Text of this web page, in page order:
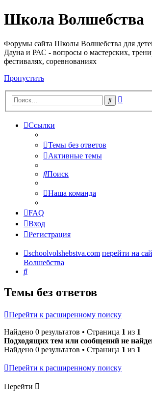
Школа Волшебства
Форумы сайта Школы Волшебства для
Дауна и РАС - вопросы о мастерских,
фестивалях, соревнованиях
Пропустить
Поиск
Ссылки
Темы без ответов
Активные темы
Поиск
Наша команда
FAQ
Вход
Регистрация
schoolvolshebstva.com перейти на
Волшебства
Поиск
Темы без ответов
Перейти к расширенному поиску
Найдено 0 результатов • Страница 1 из 1
Подходящих тем или сообщений не
Найдено 0 результатов • Страница 1 из 1
Перейти к расширенному поиску
Перейти